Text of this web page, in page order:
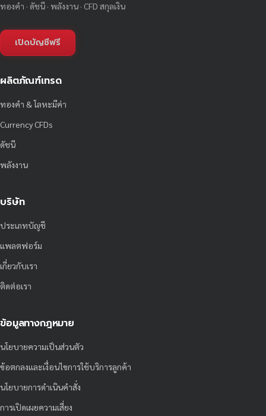
ทองคำ · ดัชนี · พลังงาน · CFD สกุลเงิน
เปิดบัญชีฟรี
ผลิตภัณฑ์เทรด
ทองคำ & โลหะมีค่า
Currency CFDs
ดัชนี
พลังงาน
บริษัท
ประเภทบัญชี
แพลตฟอร์ม
เกี่ยวกับเรา
ติดต่อเรา
ข้อมูลทางกฎหมาย
นโยบายความเป็นส่วนตัว
ข้อตกลงและเงื่อนไขการใช้บริการลูกค้า
นโยบายการดำเนินคำสั่ง
การเปิดเผยความเสี่ยง